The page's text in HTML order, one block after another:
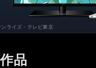
ライズ・テレビ東京
品